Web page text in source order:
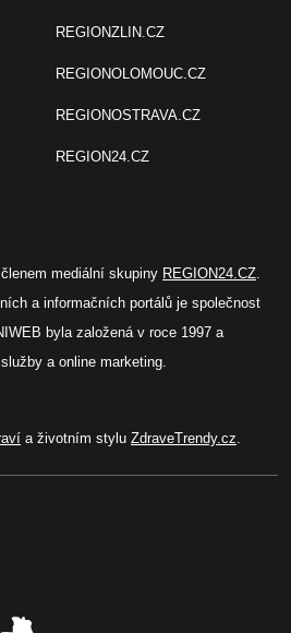
REGIONZLIN.CZ
REGIONOLOMOUC.CZ
REGIONOSTRAVA.CZ
REGION24.CZ
mediální skupiny REGION24.CZ.
a informačních portálů je společnost
byla založená v roce 1997 a
a online marketing.
a životním stylu ZdraveTrendy.cz.